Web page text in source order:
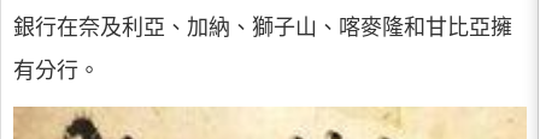
銀行在奈及利亞、加納、獅子山、喀麥隆和甘比亞擁
有分行。